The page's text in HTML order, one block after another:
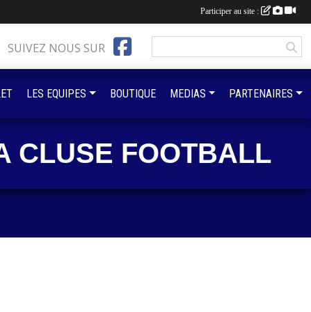
CLUSE FOOTBALL
SUIVEZ NOUS SUR
LES EQUIPES BOUTIQUE MEDIAS PARTENAIRES
Participer au site :